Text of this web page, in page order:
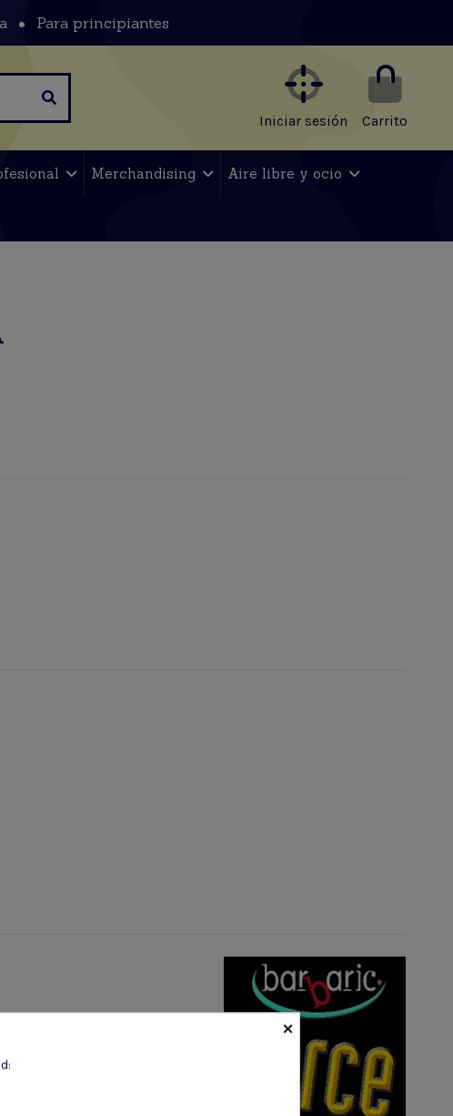
Para principiantes
Iniciar sesión Carrito
Merchandising Aire libre y ocio
×